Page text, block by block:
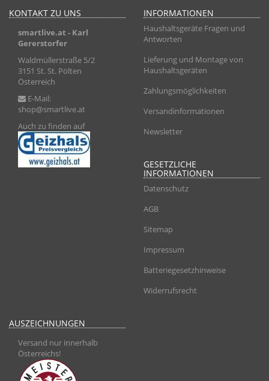
KONTAKT ZU UNS
smartlive.at - Karl
Gererstorfer
Waldmüllerstraße 5/2
3151 St. St. Pölten
Österreich
E-Mail:
shop@smartlive.at
Auch zu finden auf
INFORMATIONEN
Haushaltsgeräte Fragen und
Antworten
Lieferung und Montage von
Haushaltsgeräten
Zahlungsmöglichkeiten
Versandinformationen
Newsletter
GESETZLICHE
INFORMATIONEN
Datenschutz
AGB
Sitemap
Impressum
Batteriegesetzhinweise
Widerrufsrecht
AUSZEICHNUNGEN
Versand nur innerhalb
Österreichs!